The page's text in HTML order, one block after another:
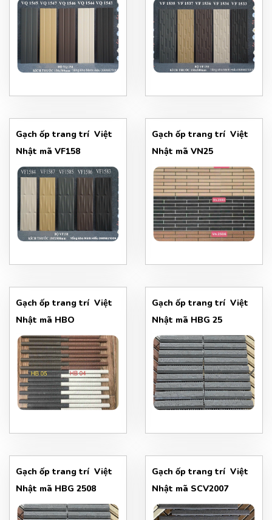
Gạch ốp trang trí Việt
Nhật mã VF158
Gạch ốp trang trí Việt
Nhật mã VN25
Gạch ốp trang trí Việt
Nhật mã HBO
Gạch ốp trang trí Việt
Nhật mã HBG 25
Gạch ốp trang trí Việt
Nhật mã HBG 2508
Gạch ốp trang trí Việt
Nhật mã SCV2007